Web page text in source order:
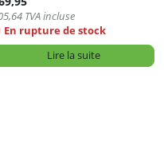
TVA incluse
En rupture de stock
Lire la suite